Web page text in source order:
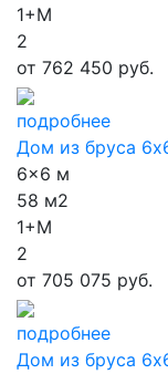
1+М
2
от 762 450 руб.
подробнее
Дом из бруса
6x6 м
58 м2
1+М
2
от 705 075 руб.
подробнее
Дом из бруса